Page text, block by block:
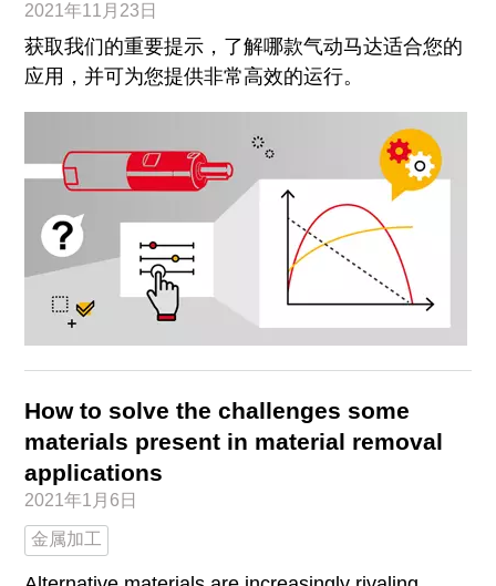
2021年11月23日
获取我们的重要提示，了解哪款气动马达适合您的
应用，并可为您提供非常高效的运行。
How to solve the challenges some
materials present in material removal
applications
2021年1月6日
金属加工